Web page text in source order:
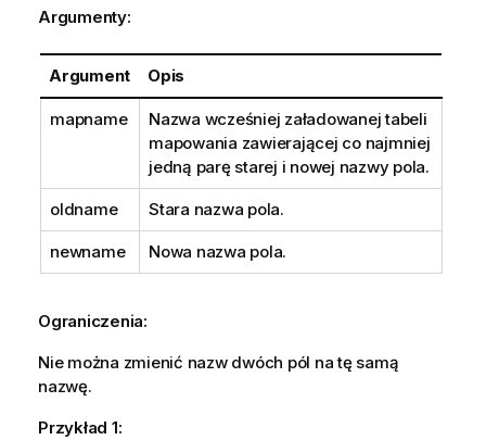
Argumenty:
Argument Opis
mapname
Nazwa wcześniej załadowanej tabeli
mapowania zawierającej co najmniej
jedną parę starej i nowej nazwy pola.
oldname Stara nazwa pola.
newname Nowa nazwa pola.
Ograniczenia:
Nie można zmienić nazw dwóch pól na tę samą
nazwę.
Przykład 1: